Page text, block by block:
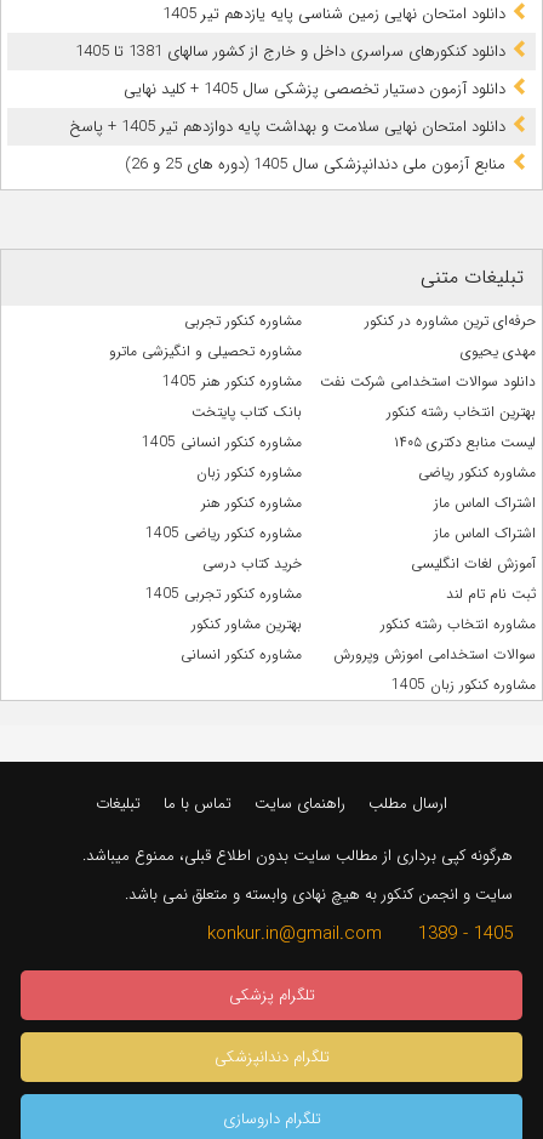
دانلود امتحان نهایی زمین شناسی پایه یازدهم تیر 1405
دانلود کنکورهای سراسری داخل و خارج از کشور سالهای 1381 تا 1405
دانلود آزمون دستیار تخصصی پزشکی سال 1405 + کلید نهایی
دانلود امتحان نهایی سلامت و بهداشت پایه دوازدهم تیر 1405 + پاسخ
ﻣﻨﺎﺑﻊ آزﻣﻮن ﻣﻠﯽ دندانپزشکی سال 1405 (دوره های 25 و 26)
تبلیغات متنی
حرفه‌ای ترین مشاوره در کنکور
مشاوره کنکور تجربی
مهدی یحیوی
مشاوره تحصیلی و انگیزشی ماترو
دانلود سوالات استخدامی شرکت نفت
مشاوره کنکور هنر 1405
بهترین انتخاب رشته کنکور
بانک کتاب پایتخت
لیست منابع دکتری ۱۴۰۵
مشاوره کنکور انسانی 1405
مشاوره کنکور ریاضی
مشاوره کنکور زبان
اشتراک الماس ماز
مشاوره کنکور هنر
اشتراک الماس ماز
مشاوره کنکور ریاضی 1405
آموزش لغات انگلیسی
خرید کتاب درسی
ثبت نام تام لند
مشاوره کنکور تجربی 1405
مشاوره انتخاب رشته کنکور
بهترین مشاور کنکور
سوالات استخدامی اموزش وپرورش
مشاوره کنکور انسانی
مشاوره کنکور زبان 1405
ارسال مطلب راهنمای سایت تماس با ما تبلیغات
هرگونه کپی برداری از مطالب سایت بدون اطلاع قبلی، ممنوع میباشد.
سایت و انجمن کنکور به هیچ نهادی وابسته و متعلق نمی باشد.
1405 - 1389 konkur.in@gmail.com
تلگرام پزشکی
تلگرام دندانپزشکی
تلگرام داروسازی